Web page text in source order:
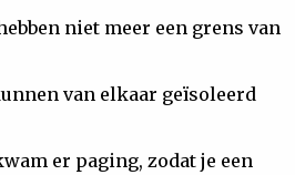
niet meer een grens van
van elkaar geïsoleerd
er paging, zodat je een